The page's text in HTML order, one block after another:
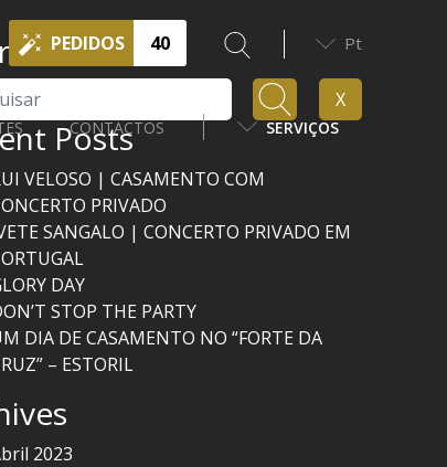
PEDIDOS 40 Pt
CONTACTOS SERVIÇOS
X
Posts
VELOSO | CASAMENTO COM
PRIVADO
SANGALO | CONCERTO PRIVADO EM
DAY
STOP THE PARTY
DIA DE CASAMENTO NO “FORTE DA
– ESTORIL
2023